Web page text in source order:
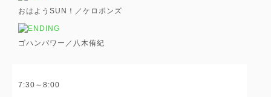
おはようSUN！／ケロポンズ
ゴハンパワー／八木侑紀
7:30～8:00